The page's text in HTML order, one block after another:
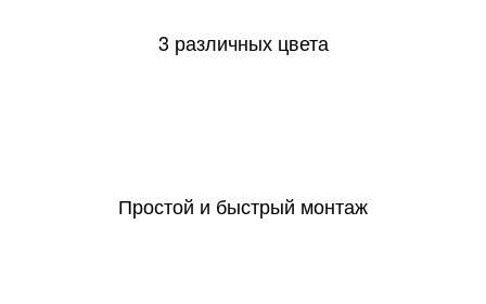
3 различных цвета
Простой и быстрый монтаж